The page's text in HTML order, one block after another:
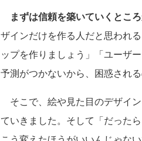
まずは信頼を築いていくとこ
ザインだけを作る人だと思われ
ップを作りましょう」「ユーザ
予測がつかないから、困惑される
そこで、絵や見た目のデザイ
ていきました。そして「だった